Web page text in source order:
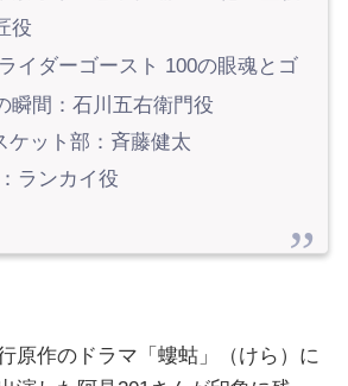
役
イダーゴースト 100の眼魂とゴ
瞬間：石川五右衛門役
ケット部：斉藤健太
ランカイ役
原作のドラマ「螻蛄」（けら）に